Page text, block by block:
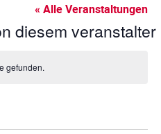
« Alle Veranstaltungen
diesem veranstalter
gefunden.